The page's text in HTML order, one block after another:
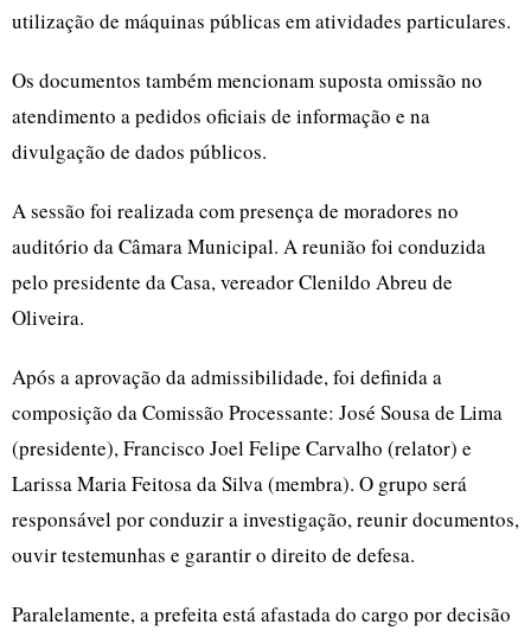
utilização de máquinas públicas em atividades particulares.
Os documentos também mencionam suposta omissão no
atendimento a pedidos oficiais de informação e na
divulgação de dados públicos.
A sessão foi realizada com presença de moradores no
auditório da Câmara Municipal. A reunião foi conduzida
pelo presidente da Casa, vereador Clenildo Abreu de
Oliveira.
Após a aprovação da admissibilidade, foi definida a
composição da Comissão Processante: José Sousa de Lima
(presidente), Francisco Joel Felipe Carvalho (relator) e
Larissa Maria Feitosa da Silva (membra). O grupo será
responsável por conduzir a investigação, reunir documentos,
ouvir testemunhas e garantir o direito de defesa.
Paralelamente, a prefeita está afastada do cargo por decisão